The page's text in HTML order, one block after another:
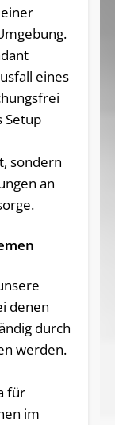
eines
Setup
sondern
an
denen
durch
werden.
für
im